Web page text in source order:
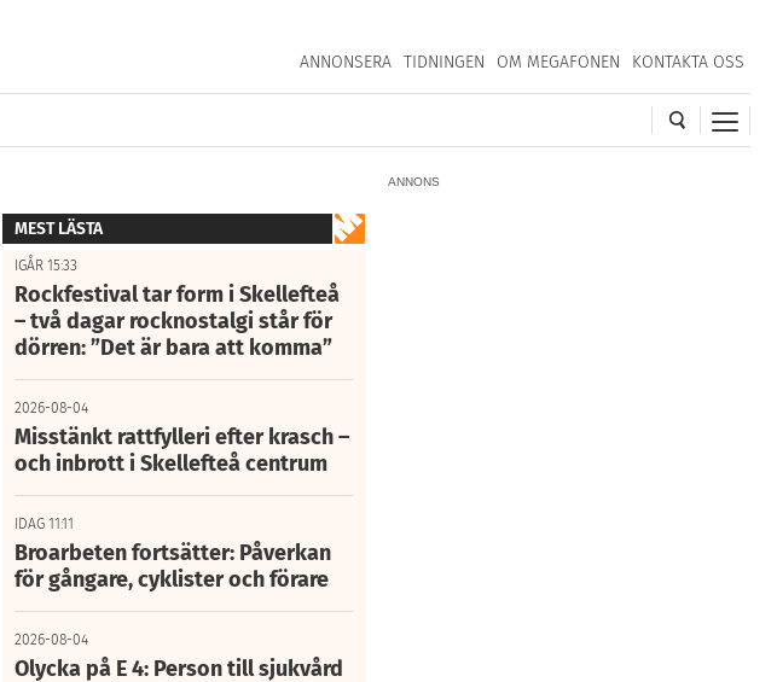
ANNONSERA TIDNINGEN OM MEGAFONEN KONTAKTA OSS
ANNONS
MEST LÄSTA
IGÅR 15:33
Rockfestival tar form i Skellefteå
– två dagar rocknostalgi står för
dörren: ”Det är bara att komma”
2026-08-04
Misstänkt rattfylleri efter krasch –
och inbrott i Skellefteå centrum
IDAG 11:11
Broarbeten fortsätter: Påverkan
för gångare, cyklister och förare
2026-08-04
Olycka på E 4: Person till sjukvård